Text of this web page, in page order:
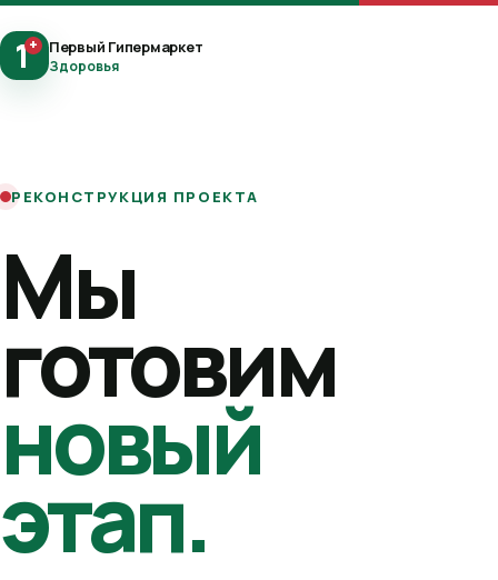
1+ Первый Гипермаркет
Здоровья
РЕКОНСТРУКЦИЯ ПРОЕКТА
Мы
готовим
новый
этап.